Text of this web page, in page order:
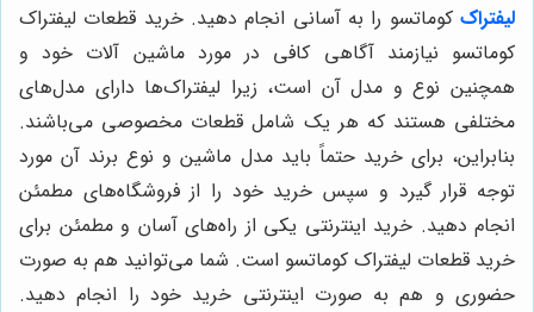
لیفتراک کوماتسو را به آسانی انجام دهید. خرید قطعات لیفتراک
کوماتسو نیازمند آگاهی کافی در مورد ماشین آلات خود و
همچنین نوع و مدل آن است، زیرا لیفتراک‌ها دارای مدل‌های
مختلفی هستند که هر یک شامل قطعات مخصوصی می‌باشند.
بنابراین، برای خرید حتماً باید مدل ماشین و نوع برند آن مورد
توجه قرار گیرد و سپس خرید خود را از فروشگاه‌های مطمئن
انجام دهید. خرید اینترنتی یکی از راه‌های آسان و مطمئن برای
خرید قطعات لیفتراک کوماتسو است. شما می‌توانید هم به صورت
حضوری و هم به صورت اینترنتی خرید خود را انجام دهید.